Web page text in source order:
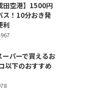
田空港】1500円
ス！10分おき発
利
ーパーで買えるお
以下のおすすめ